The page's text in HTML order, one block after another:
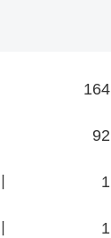
164
92
1
1